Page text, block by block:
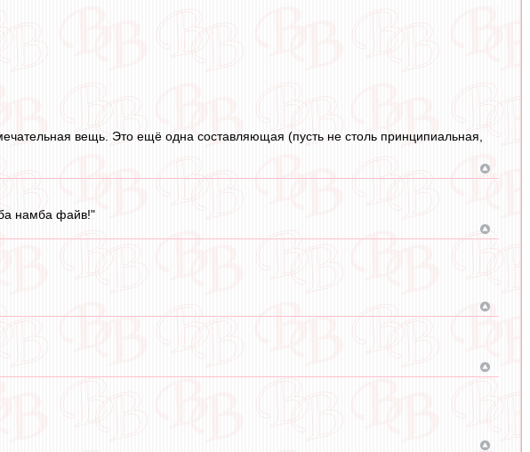
вещь. Это ещё одна составляющая (пусть не столь принципиальная,
намба файв!"